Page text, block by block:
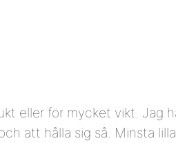
eller för mycket vikt. Jag
att hålla sig så. Minsta